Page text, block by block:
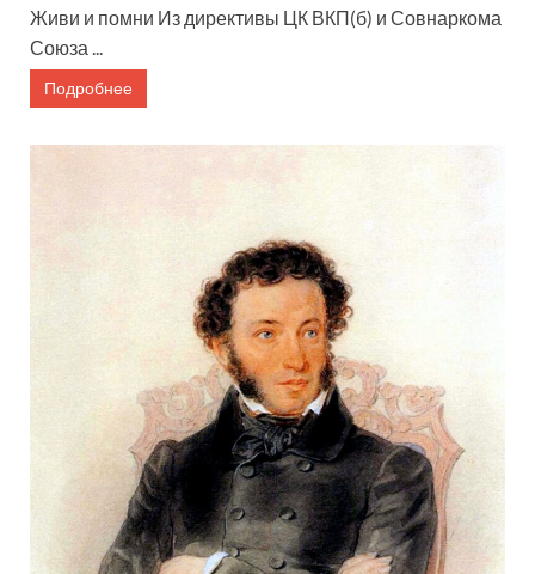
Живи и помни Из директивы ЦК ВКП(б) и Совнаркома
Союза ...
Подробнее